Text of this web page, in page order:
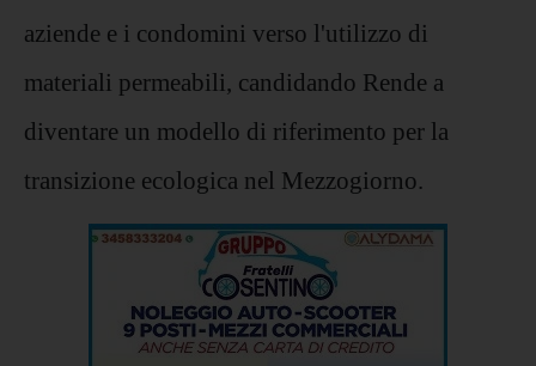
aziende e i condomini verso l'utilizzo di
materiali permeabili, candidando Rende a
diventare un modello di riferimento per la
transizione ecologica nel Mezzogiorno.